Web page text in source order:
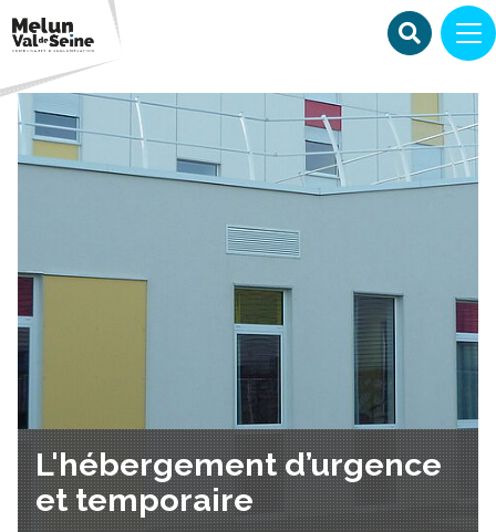
L'hébergement d’urgence
et temporaire